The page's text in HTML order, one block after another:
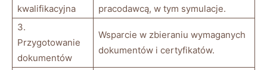
kwalifikacyjna
pracodawcą, w tym symulacje.
3.
Przygotowanie
dokumentów
Wsparcie w zbieraniu wymaganych
dokumentów i certyfikatów.